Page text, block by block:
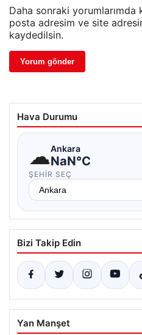
Daha sonraki yorumlarımda
posta adresim ve site
kaydedilsin.
Hava Durumu
☁Ankara
NaN°C
ŞEHIR SEÇ
Bizi Takip Edin
Yan Manşet